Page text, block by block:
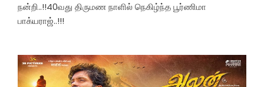
நன்றி..!!40வது திருமண நாளில் நெகிழ்ந்த பூர்ணிமா
பாக்யராஜ்..!!!